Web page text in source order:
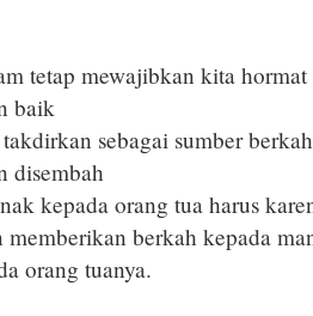
tetap mewajibkan kita
baik
sebagai sumber berkah
disembah
kepada orang tua harus
memberikan berkah kepada
orang tuanya.